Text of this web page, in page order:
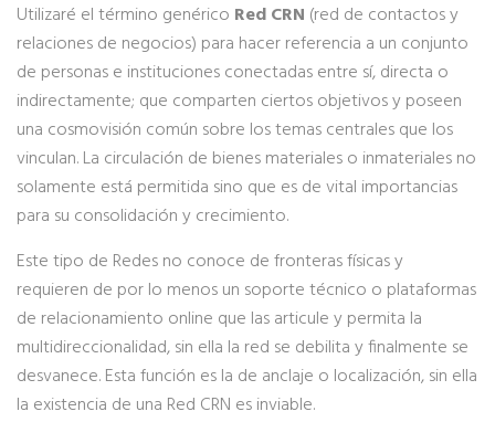
Utilizaré el término genérico Red CRN (red de contactos y
relaciones de negocios) para hacer referencia a un conjunto
de personas e instituciones conectadas entre sí, directa o
indirectamente; que comparten ciertos objetivos y poseen
una cosmovisión común sobre los temas centrales que los
vinculan. La circulación de bienes materiales o inmateriales no
solamente está permitida sino que es de vital importancias
para su consolidación y crecimiento.
Este tipo de Redes no conoce de fronteras físicas y
requieren de por lo menos un soporte técnico o plataformas
de relacionamiento online que las articule y permita la
multidireccionalidad, sin ella la red se debilita y finalmente se
desvanece. Esta función es la de anclaje o localización, sin ella
la existencia de una Red CRN es inviable.